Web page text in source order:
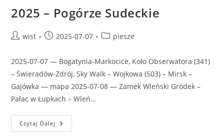
2025 – Pogórze Sudeckie
Postwist
Post2025-07-07
Postpiesze
2025-07-07 — Bogatynia-Markocice, Koło Obserwatora (341)
– Świeradów-Zdrój, Sky Walk – Wojkowa (503) – Mirsk –
Gajówka — mapa 2025-07-08 — Zamek Wleński Gródek –
Pałac w Łupkach – Wleń…
Czytaj Dalej 2025
–